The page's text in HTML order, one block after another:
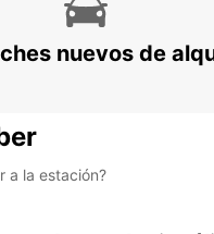
nuevos de
a la estación?